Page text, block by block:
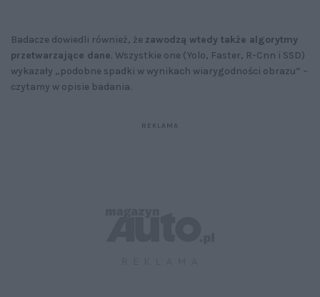
Badacze dowiedli również, że zawodzą wtedy także algorytmy
przetwarzające dane. Wszystkie one (Yolo, Faster, R-Cnn i SSD)
wykazały „podobne spadki w wynikach wiarygodności obrazu” –
czytamy w opisie badania.